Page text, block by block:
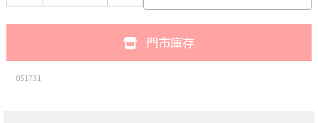
門市庫存
051731